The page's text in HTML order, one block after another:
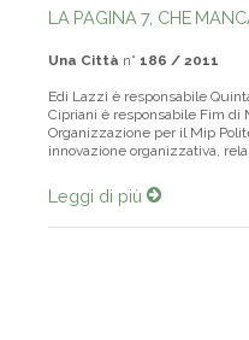
LA PAGINA 7, CHE
Una Città n° 186 / 2011
Edi Lazzi è responsabile
Cipriani è responsabile Fim di
Organizzazione per il Mip
innovazione organizzativa,
Leggi di più